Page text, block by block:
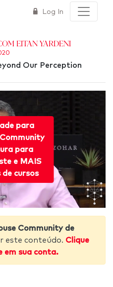
Log In
Eitan Yardeni
Our Perception
para
para
e MAIS
de cursos
Community de
este conteúdo. Clique
em sua conta.